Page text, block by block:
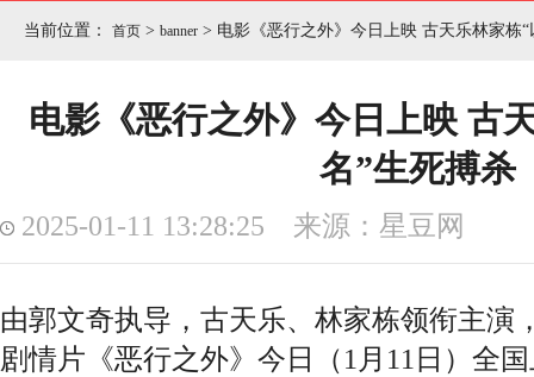
当前位置： 首页 > banner > 电影《恶行之外》今日上映 古天乐林家栋
电影《恶行之外》今日上映 古
名”生死搏杀
2025-01-11 13:28:25 来源：星豆网
由郭文奇执导，古天乐、林家栋领衔主演
剧情片《恶行之外》今日（1月11日）全